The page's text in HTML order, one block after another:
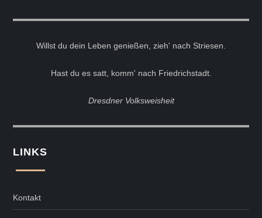
Willst du dein Leben genießen, zieh' nach Striesen.
Hast du es satt, komm' nach Friedrichstadt.
Dresdner Volksweisheit
LINKS
Kontakt